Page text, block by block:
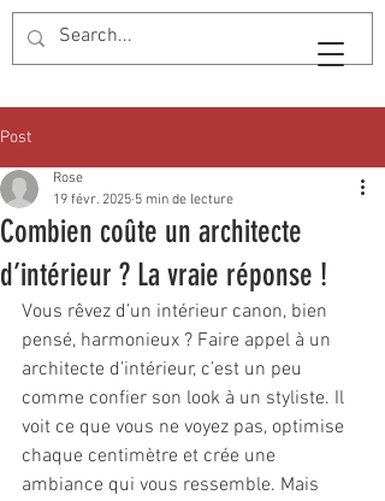
Post
Combien coûte un architecte
d’intérieur ? La vraie réponse !
Rose
19 févr. 2025 5 min de lecture
Vous rêvez d’un intérieur canon, bien
pensé, harmonieux ? Faire appel à un
architecte d’intérieur, c’est un peu
comme confier son look à un styliste. Il
voit ce que vous ne voyez pas, optimise
chaque centimètre et crée une
ambiance qui vous ressemble. Mais